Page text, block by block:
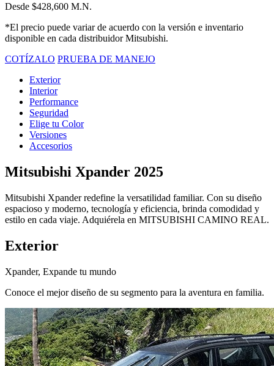
Desde $428,600 M.N.
*El precio puede variar de acuerdo con la versión e inventario
disponible en cada distribuidor Mitsubishi.
COTÍZALO PRUEBA DE MANEJO
Exterior
Interior
Performance
Seguridad
Elige tu Color
Versiones
Accesorios
Mitsubishi Xpander 2025
Mitsubishi Xpander redefine la versatilidad familiar. Con su diseño
espacioso y moderno, tecnología y eficiencia, brinda comodidad y
estilo en cada viaje. Adquiérela en MITSUBISHI CAMINO REAL.
Exterior
Xpander, Expande tu mundo
Conoce el mejor diseño de su segmento para la aventura en familia.